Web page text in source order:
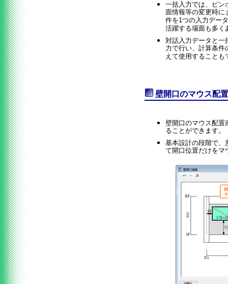
一括入力では、ピン
面情報等の変更時に
件を1つの入力デー
活躍する場面も多く
対話入力データと一
力で行い、計算条件
えて使用することも
壁開口のマウス配
壁開口のマウス配置
ることができます。
基本設計の段階で、
て開口位置だけをマ